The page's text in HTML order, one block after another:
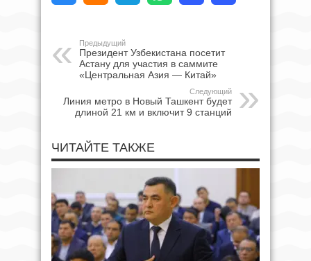
Предыдущий
Президент Узбекистана посетит
Астану для участия в саммите
«Центральная Азия — Китай»
Следующий
Линия метро в Новый Ташкент будет
длиной 21 км и включит 9 станций
ЧИТАЙТЕ ТАКЖЕ